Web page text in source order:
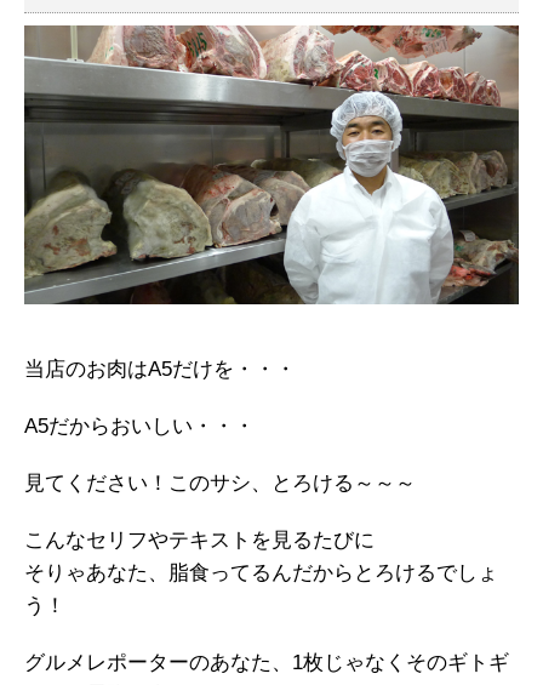
当店のお肉はA5だけを・・・
A5だからおいしい・・・
見てください！このサシ、とろける～～～
こんなセリフやテキストを見るたびに
そりゃあなた、脂食ってるんだからとろけるでしょ
う！
グルメレポーターのあなた、1枚じゃなくそのギトギ